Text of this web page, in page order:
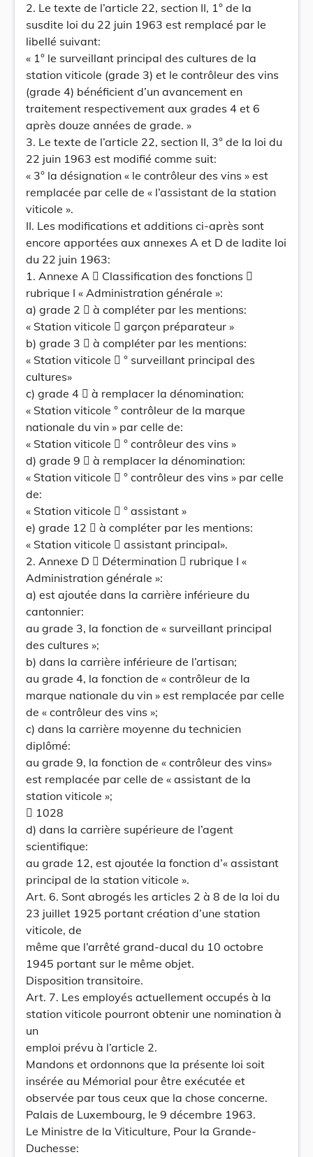
2. Le texte de l’article 22, section II, 1° de la
susdite loi du 22 juin 1963 est remplacé par le
libellé suivant:
« 1° le surveillant principal des cultures de la
station viticole (grade 3) et le contrôleur des vins
(grade 4) bénéficient d’un avancement en
traitement respectivement aux grades 4 et 6
après douze années de grade. »
3. Le texte de l’article 22, section II, 3° de la loi du
22 juin 1963 est modifié comme suit:
« 3° la désignation « le contrôleur des vins » est
remplacée par celle de « l’assistant de la station
viticole ».
II. Les modifications et additions ci-après sont
encore apportées aux annexes A et D de ladite loi
du 22 juin 1963:
1. Annexe A  Classification des fonctions 
rubrique I « Administration générale »:
a) grade 2  à compléter par les mentions:
« Station viticole  garçon préparateur »
b) grade 3  à compléter par les mentions:
« Station viticole  ° surveillant principal des
cultures»
c) grade 4  à remplacer la dénomination:
« Station viticole ° contrôleur de la marque
nationale du vin » par celle de:
« Station viticole  ° contrôleur des vins »
d) grade 9  à remplacer la dénomination:
« Station viticole  ° contrôleur des vins » par celle
de:
« Station viticole  ° assistant »
e) grade 12  à compléter par les mentions:
« Station viticole  assistant principal».
2. Annexe D  Détermination  rubrique I «
Administration générale »:
a) est ajoutée dans la carrière inférieure du
cantonnier:
au grade 3, la fonction de « surveillant principal
des cultures »;
b) dans la carrière inférieure de l’artisan;
au grade 4, la fonction de « contrôleur de la
marque nationale du vin » est remplacée par celle
de « contrôleur des vins »;
c) dans la carrière moyenne du technicien
diplômé:
au grade 9, la fonction de « contrôleur des vins»
est remplacée par celle de « assistant de la
station viticole »;
 1028
d) dans la carrière supérieure de l’agent
scientifique:
au grade 12, est ajoutée la fonction d’« assistant
principal de la station viticole ».
Art. 6. Sont abrogés les articles 2 à 8 de la loi du
23 juillet 1925 portant création d’une station
viticole, de
même que l’arrêté grand-ducal du 10 octobre
1945 portant sur le même objet.
Disposition transitoire.
Art. 7. Les employés actuellement occupés à la
station viticole pourront obtenir une nomination à
un
emploi prévu à l’article 2.
Mandons et ordonnons que la présente loi soit
insérée au Mémorial pour être exécutée et
observée par tous ceux que la chose concerne.
Palais de Luxembourg, le 9 décembre 1963.
Le Ministre de la Viticulture, Pour la Grande-
Duchesse: